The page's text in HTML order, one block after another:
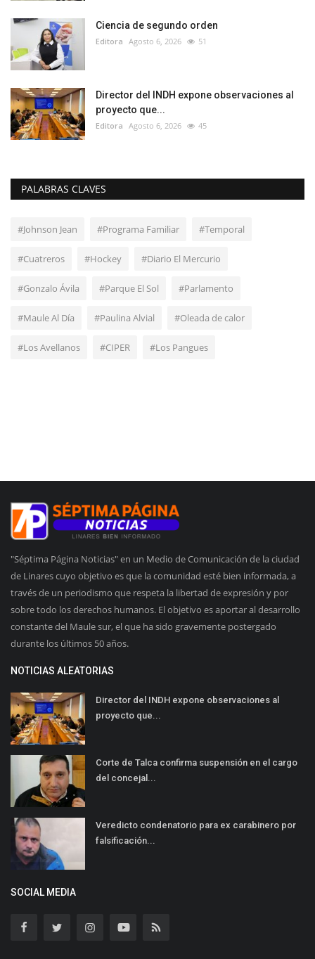
Ciencia de segundo orden
Editora Agosto 6, 2026 51
Director del INDH expone observaciones al
proyecto que...
Editora Agosto 6, 2026 45
PALABRAS CLAVES
#Johnson Jean #Programa Familiar #Temporal
#Cuatreros #Hockey #Diario El Mercurio
#Gonzalo Ávila #Parque El Sol #Parlamento
#Maule Al Día #Paulina Alvial #Oleada de calor
#Los Avellanos #CIPER #Los Pangues
"Séptima Página Noticias" en un Medio de Comunicación de la ciudad
de Linares cuyo objetivo es que la comunidad esté bien informada, a
través de un periodismo que respeta la libertad de expresión y por
sobre todo los derechos humanos. El objetivo es aportar al desarrollo
constante del Maule sur, el que ha sido gravemente postergado
durante los últimos 50 años.
NOTICIAS ALEATORIAS
Director del INDH expone observaciones al
proyecto que...
Corte de Talca confirma suspensión en el cargo
del concejal...
Veredicto condenatorio para ex carabinero por
falsificación...
SOCIAL MEDIA